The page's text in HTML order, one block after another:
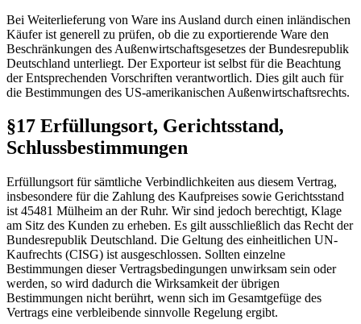
Bei Weiterlieferung von Ware ins Ausland durch einen inländischen
Käufer ist generell zu prüfen, ob die zu exportierende Ware den
Beschränkungen des Außenwirtschaftsgesetzes der Bundesrepublik
Deutschland unterliegt. Der Exporteur ist selbst für die Beachtung
der Entsprechenden Vorschriften verantwortlich. Dies gilt auch für
die Bestimmungen des US-amerikanischen Außenwirtschaftsrechts.
§17 Erfüllungsort, Gerichtsstand,
Schlussbestimmungen
Erfüllungsort für sämtliche Verbindlichkeiten aus diesem Vertrag,
insbesondere für die Zahlung des Kaufpreises sowie Gerichtsstand
ist 45481 Mülheim an der Ruhr. Wir sind jedoch berechtigt, Klage
am Sitz des Kunden zu erheben. Es gilt ausschließlich das Recht der
Bundesrepublik Deutschland. Die Geltung des einheitlichen UN-
Kaufrechts (CISG) ist ausgeschlossen. Sollten einzelne
Bestimmungen dieser Vertragsbedingungen unwirksam sein oder
werden, so wird dadurch die Wirksamkeit der übrigen
Bestimmungen nicht berührt, wenn sich im Gesamtgefüge des
Vertrags eine verbleibende sinnvolle Regelung ergibt.